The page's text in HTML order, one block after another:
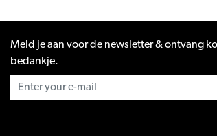
Meld je aan voor de newsletter & ontvang
bedankje.